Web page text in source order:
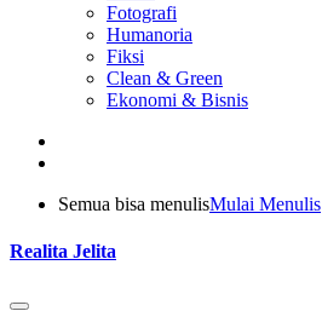
Fotografi
Humanoria
Fiksi
Clean & Green
Ekonomi & Bisnis
Semua bisa menulisMulai Menulis
Realita Jelita